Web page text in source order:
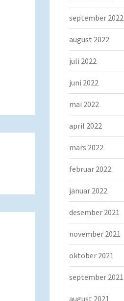
september 2022
august 2022
juli 2022
juni 2022
mai 2022
april 2022
mars 2022
februar 2022
januar 2022
desember 2021
november 2021
oktober 2021
september 2021
august 2021